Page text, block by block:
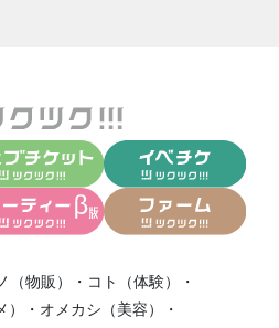
（物販） ・ コト（体験）
・
・ オメカシ（美容）
・